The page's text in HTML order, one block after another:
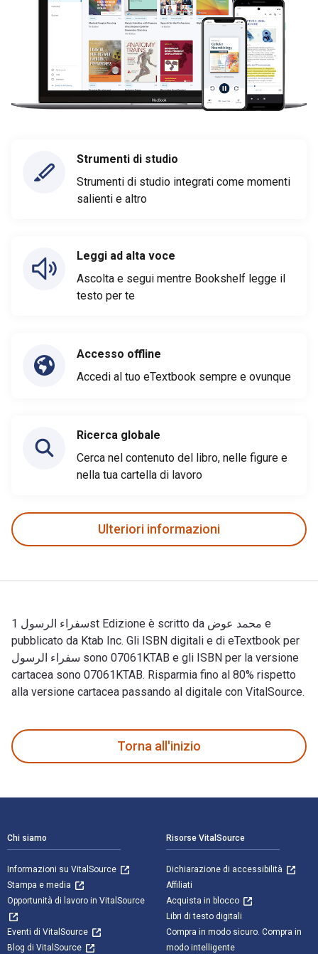
Strumenti di studio
Strumenti di studio integrati come momenti
salienti e altro
Leggi ad alta voce
Ascolta e segui mentre Bookshelf legge il
testo per te
Accesso offline
Accedi al tuo eTextbook sempre e ovunque
Ricerca globale
Cerca nel contenuto del libro, nelle figure e
nella tua cartella di lavoro
Ulteriori informazioni
سفراء الرسول 1st Edizione è scritto da محمد عوض e
pubblicato da Ktab Inc. Gli ISBN digitali e di eTextbook per
سفراء الرسول sono 07061KTAB e gli ISBN per la versione
cartacea sono 07061KTAB. Risparmia fino al 80% rispetto
alla versione cartacea passando al digitale con VitalSource.
Torna all'inizio
Chi siamo
Informazioni su VitalSource
Stampa e media
Opportunità di lavoro in VitalSource
Eventi di VitalSource
Blog di VitalSource
Risorse VitalSource
Dichiarazione di accessibilità
Affiliati
Acquista in blocco
Libri di testo digitali
Compra in modo sicuro. Compra in
modo intelligente